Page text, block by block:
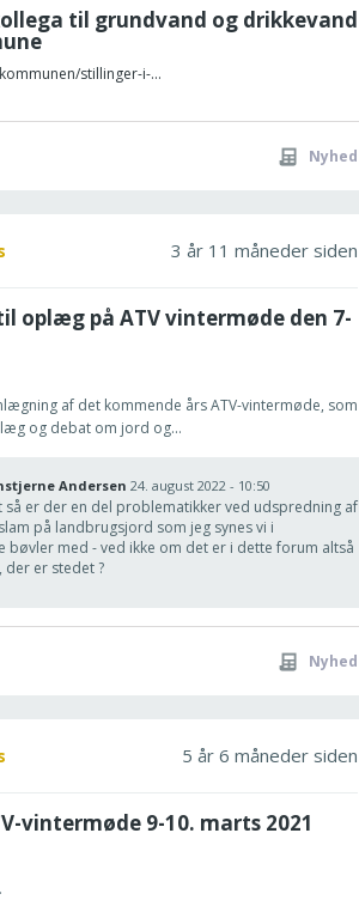
til grundvand og drikkevand
stillinger-i-...
Nyhed
3 år 11 måneder siden
oplæg på ATV vintermøde den 7-
af det kommende års ATV-vintermøde, som
og debat om jord og...
Andersen 24. august 2022 - 10:50
er der en del problematikker ved udspredning af
på landbrugsjord som jeg synes vi i
bøvler med - ved ikke om det er i dette forum altså
er stedet ?
Nyhed
5 år 6 måneder siden
vintermøde 9-10. marts 2021